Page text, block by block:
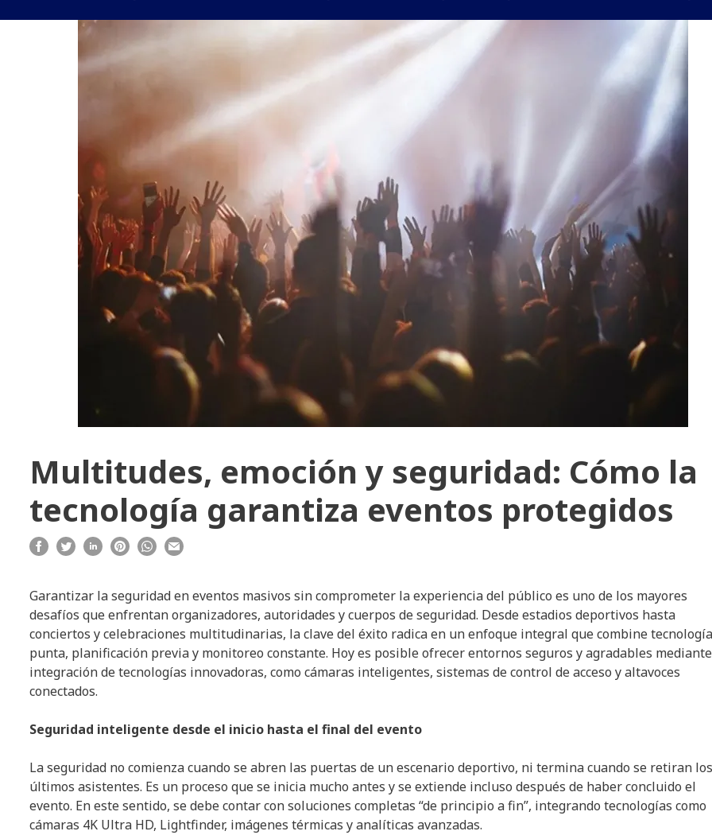
Multitudes, emoción y seguridad: Cómo la
tecnología garantiza eventos protegidos
Garantizar la seguridad en eventos masivos sin comprometer la experiencia del público es uno de los mayores
desafíos que enfrentan organizadores, autoridades y cuerpos de seguridad. Desde estadios deportivos hasta
conciertos y celebraciones multitudinarias, la clave del éxito radica en un enfoque integral que combine
punta, planificación previa y monitoreo constante. Hoy es posible ofrecer entornos seguros y agradables
integración de tecnologías innovadoras, como cámaras inteligentes, sistemas de control de acceso y altavoces
conectados.
Seguridad inteligente desde el inicio hasta el final del evento
La seguridad no comienza cuando se abren las puertas de un escenario deportivo, ni termina cuando se retiran los
últimos asistentes. Es un proceso que se inicia mucho antes y se extiende incluso después de haber concluido el
evento. En este sentido, se debe contar con soluciones completas “de principio a fin”, integrando tecnologías como
cámaras 4K Ultra HD, Lightfinder, imágenes térmicas y analíticas avanzadas.